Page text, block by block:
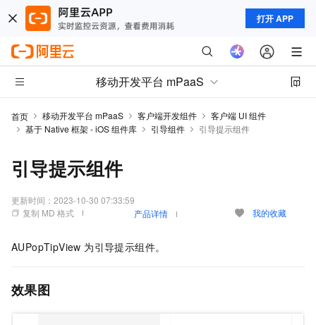
打开 APP
移动开发平台 mPaaS
首页 移动开发平台 mPaaS 客户端开发组件
客户端 UI 组件
基于 Native 框架 - iOS 组件库
引导组件 引导提示组件
引导提示组件
更新时间： 2023-10-30 07:33:59
复制 MD 格式
产品详情 我的收藏
AUPopTipView 为引导提示组件。
效果图